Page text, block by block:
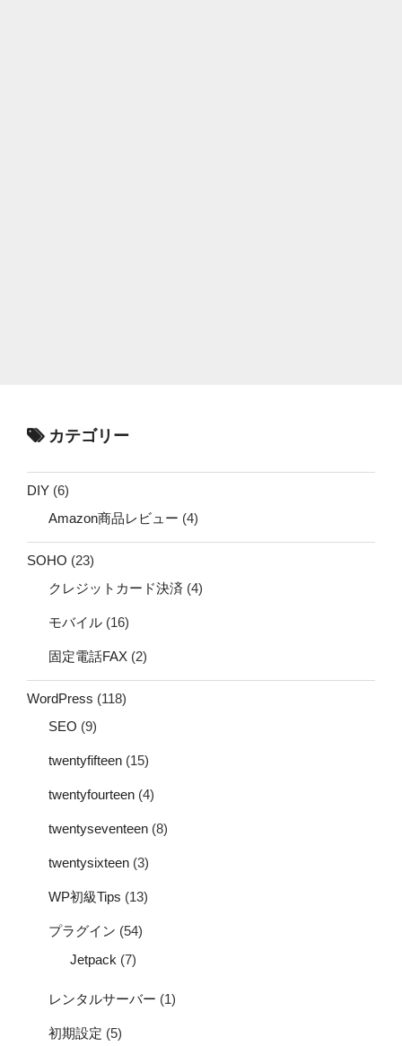
カテゴリー
DIY (6)
Amazon商品レビュー (4)
SOHO (23)
クレジットカード決済 (4)
モバイル (16)
固定電話FAX (2)
WordPress (118)
SEO (9)
twentyfifteen (15)
twentyfourteen (4)
twentyseventeen (8)
twentysixteen (3)
WP初級Tips (13)
プラグイン (54)
Jetpack (7)
レンタルサーバー (1)
初期設定 (5)